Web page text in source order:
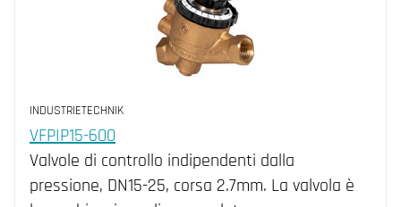
INDUSTRIETECHNIK
VFPIP15-600
Valvole di controllo indipendenti dalla
pressione, DN15-25, corsa 2.7mm. La valvola è